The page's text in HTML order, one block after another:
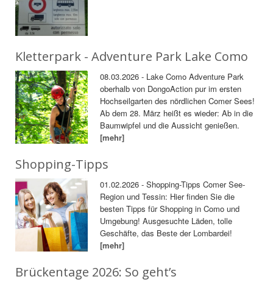
Kletterpark - Adventure Park Lake Como
08.03.2026 - Lake Como Adventure Park
oberhalb von DongoAction pur im ersten
Hochseilgarten des nördlichen Comer Sees!
Ab dem 28. März heißt es wieder: Ab in die
Baumwipfel und die Aussicht genießen.
[mehr]
Shopping-Tipps
01.02.2026 - Shopping-Tipps Comer See-
Region und Tessin: Hier finden Sie die
besten Tipps für Shopping in Como und
Umgebung! Ausgesuchte Läden, tolle
Geschäfte, das Beste der Lombardei!
[mehr]
Brückentage 2026: So geht’s